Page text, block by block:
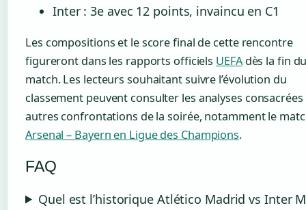
Inter : 3e avec 12 points, invaincu en C1
Les compositions et le score final de cette rencontre
figureront dans les rapports officiels UEFAdès la fin
match. Les lecteurs souhaitant suivre l’évolution du
classement peuvent consulter les analyses
autres confrontations de la soirée, notamment le
Arsenal – Bayern en Ligue des Champions.
FAQ
Quel est l’historique Atlético Madrid vs Inter